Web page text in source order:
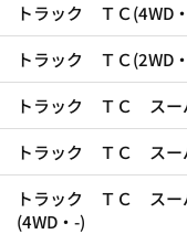
トラック ＴＣ(4WD
トラック ＴＣ(2WD
トラック ＴＣ スー
トラック ＴＣ スー
トラック ＴＣ スー
(4WD・-)